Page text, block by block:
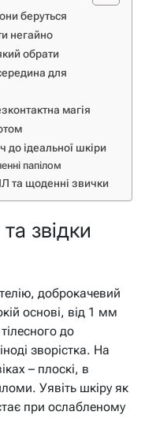
беруться
негайно
обрати
для
магія
до ідеальної шкіри
папілом
та щоденні звички
звідки
доброкачевий
основі, від 1 мм
до
зворістка. На
– плоскі, в
Уявіть шкіру як
при ослабленому